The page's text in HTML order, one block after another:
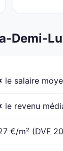
Demi-
le salaire
le revenu
€/m² (DVF